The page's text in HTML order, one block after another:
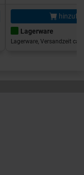
Lagerware
Lagerware, Versandzeit ca.